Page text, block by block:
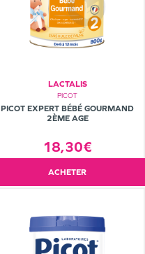
LACTALIS
PICOT
PICOT EXPERT BÉBÉ GOURMAND
2ÈME AGE
18,30€
ACHETER